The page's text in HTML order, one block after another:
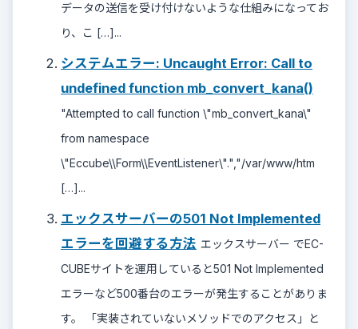
データの送信を受け付けないような仕組みになってお
り、こ […]...
システムエラー: Uncaught Error: Call to
undefined function mb_convert_kana()
"Attempted to call function \"mb_convert_kana\"
from namespace
\"Eccube\\Form\\EventListener\".","/var/www/htm
[…]...
エックスサーバーの501 Not Implemented
エラーを回避する方法 エックスサーバー でEC-
CUBEサイトを運用していると501 Not Implemented
エラーなど500番台のエラーが発生することがありま
す。 「実装されていないメソッドでのアクセス」と